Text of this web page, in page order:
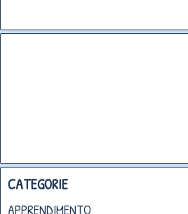
CATEGORIE
APPRENDIMENTO